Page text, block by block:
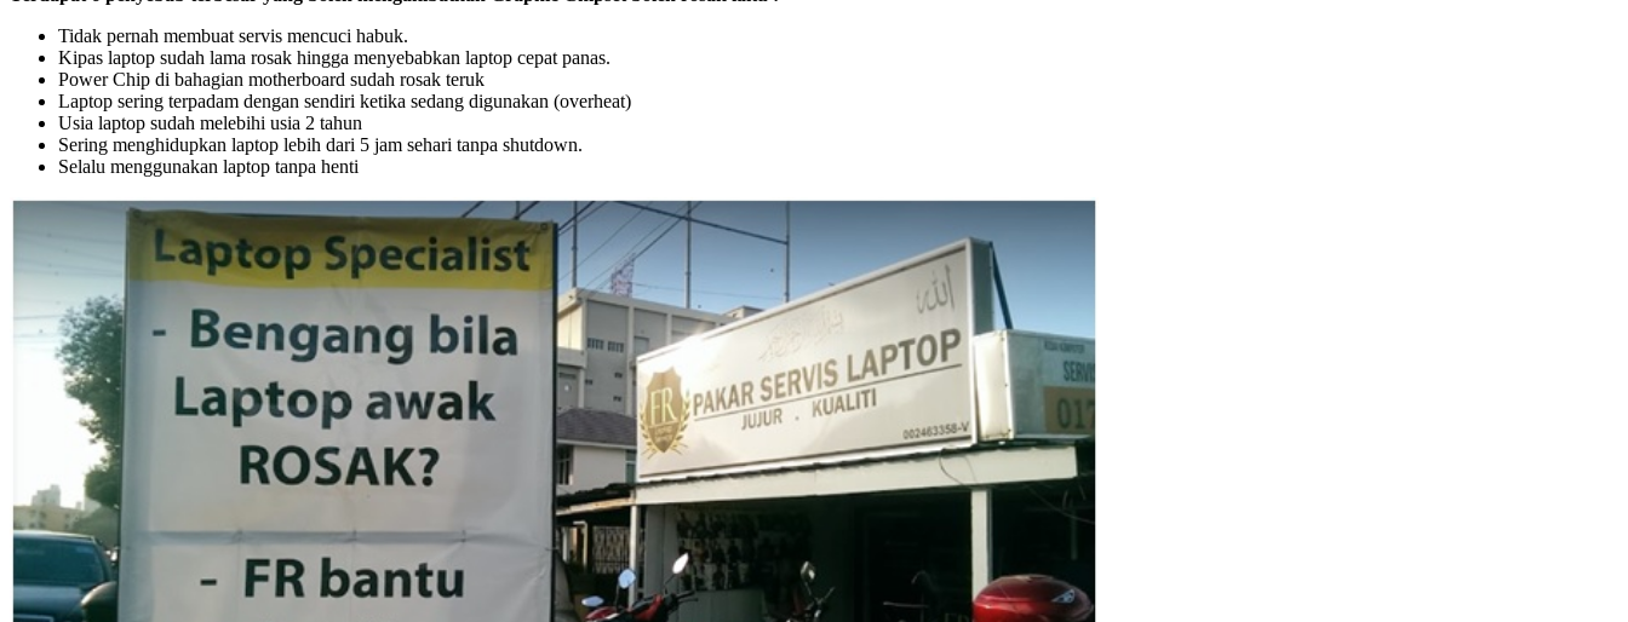
Tidak pernah membuat servis mencuci habuk.
Kipas laptop sudah lama rosak hingga menyebabkan laptop cepat panas.
Power Chip di bahagian motherboard sudah rosak teruk
Laptop sering terpadam dengan sendiri ketika sedang digunakan (overheat)
Usia laptop sudah melebihi usia 2 tahun
Sering menghidupkan laptop lebih dari 5 jam sehari tanpa shutdown.
Selalu menggunakan laptop tanpa henti